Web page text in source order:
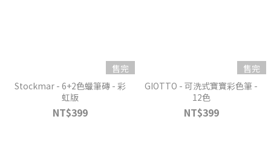
售完
Stockmar - 6+2色蠟筆磚 - 彩
虹版
NT$399
售完
GIOTTO - 可洗式寶寶彩色筆 -
12色
NT$399